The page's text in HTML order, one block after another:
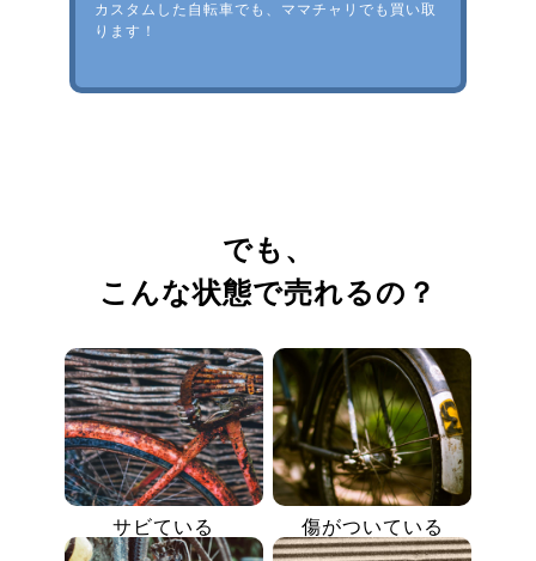
カスタムした自転車でも、ママチャリでも買い取
ります！
でも、
こんな状態で売れるの？
サビている 傷がついている